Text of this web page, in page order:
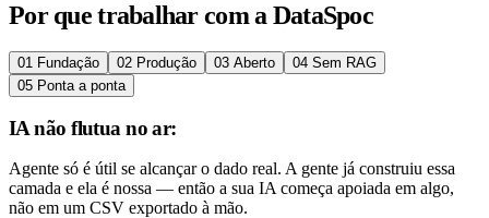
Por que trabalhar com a DataSpoc
01 Fundação 02 Produção 03 Aberto 04 Sem RAG
05 Ponta a ponta
IA não flutua no ar:
Agente só é útil se alcançar o dado real. A gente já construiu essa
camada e ela é nossa — então a sua IA começa apoiada em algo,
não em um CSV exportado à mão.